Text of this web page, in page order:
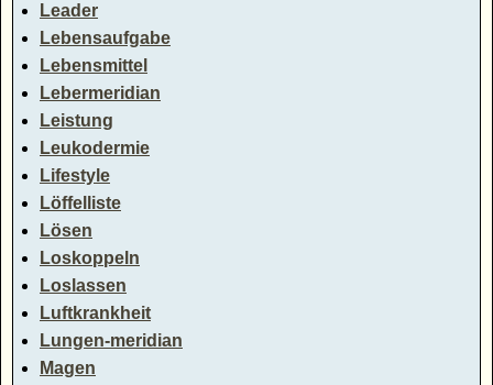
Leader
Lebensaufgabe
Lebensmittel
Lebermeridian
Leistung
Leukodermie
Lifestyle
Löffelliste
Lösen
Loskoppeln
Loslassen
Luftkrankheit
Lungen-meridian
Magen